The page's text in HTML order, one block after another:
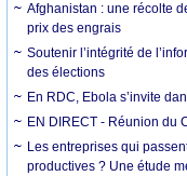
Afghanistan : une récolte
prix des engrais
Soutenir l’intégrité de
des élections
En RDC, Ebola s’invite
EN DIRECT - Réunion du
Les entreprises qui
productives ? Une étude